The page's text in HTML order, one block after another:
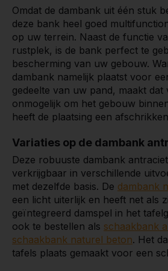
Omdat de dambank uit één stuk
deze bank heel goed
op uw terrein. Naast de functie
rustplek, is de bank perfect te
bescherming van uw gebouw.
dambank namelijk plaatst voor
gedeelte van uw pand, maakt dat
onmogelijk om het gebouw
heeft de plaatsing een
Variaties op de dambank
Deze robuuste dambank
verkrijgbaar in verschillende
met dezelfde basis. De dambank
een licht uiterlijk en heeft net als
geïntegreerd damspel in het
ook te bestellen als schaakbank
schaakbank naturel beton. Het
tafels plaats gemaakt voor een